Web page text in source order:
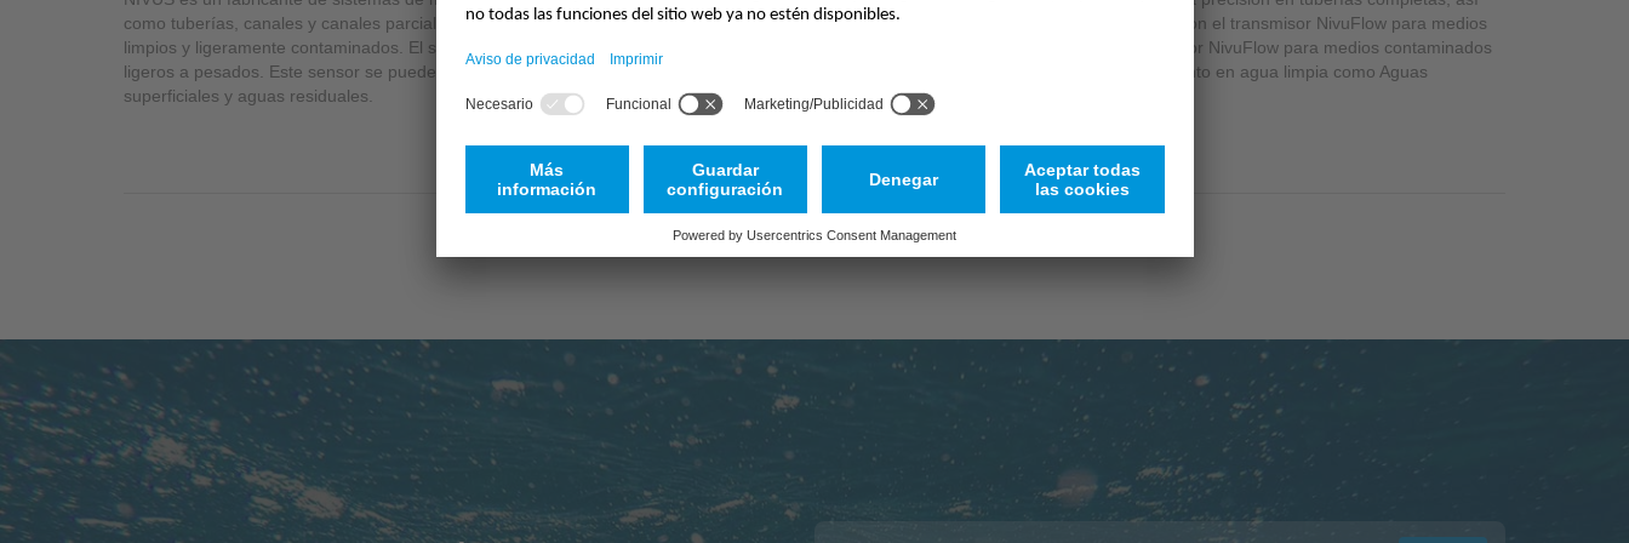
como tuberías, canales y canales parcialmente llenos. Los caudalímetros, como el hemisferio NOS o el sensor de varilla, se utilizan junto con el transmisor NivuFlow para medios
limpios y ligeramente contaminados. El sensor de cuña de correlación POA se utiliza como sensor de flujo ultrasónico junto con el transmisor NivuFlow para medios contaminados
ligeros a pesados. Este sensor se puede instalar en pisos de canales o paredes de ductos. Nuestros medidores de flujo se pueden usar tanto en agua limpia como Aguas
superficiales y aguas residuales.